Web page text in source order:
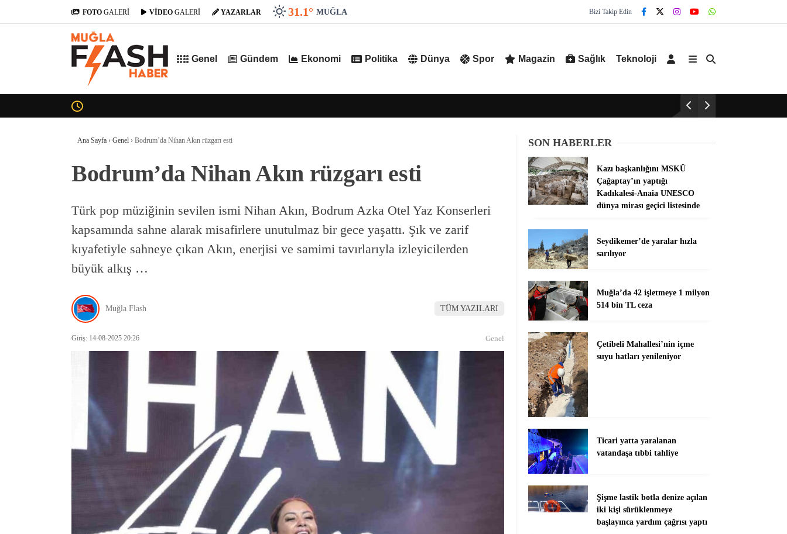
FOTO GALERİ VİDEO GALERİ YAZARLAR 31.1° MUĞLA Bizi Takip Edin
Genel Gündem Ekonomi Politika Dünya Spor Magazin Sağlık Teknoloji
Ana Sayfa › Genel › Bodrum’da Nihan Akın rüzgarı esti
Bodrum’da Nihan Akın rüzgarı esti
Türk pop müziğinin sevilen ismi Nihan Akın, Bodrum Azka Otel Yaz Konserleri
kapsamında sahne alarak misafirlere unutulmaz bir gece yaşattı. Şık ve zarif
kıyafetiyle sahneye çıkan Akın, enerjisi ve samimi tavırlarıyla izleyicilerden
büyük alkış …
Muğla Flash TÜM YAZILARI
Giriş: 14-08-2025 20:26 Genel
SON HABERLER
Kazı başkanlığını MSKÜ
Çağaptay’ın yaptığı
Kadıkalesi-Anaia UNESCO
dünya mirası geçici listesinde
Seydikemer’de yaralar hızla
sarılıyor
Muğla’da 42 işletmeye 1 milyon
514 bin TL ceza
Çetibeli Mahallesi’nin içme
suyu hatları yenileniyor
Ticari yatta yaralanan
vatandaşa tıbbi tahliye
Şişme lastik botla denize açılan
iki kişi sürüklenmeye
başlayınca yardım çağrısı yaptı